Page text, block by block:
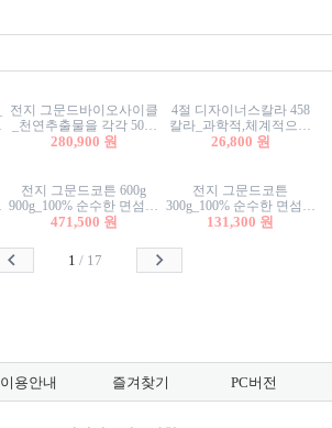
전지 그문드바이오사이클
_천연추출물을 각각 50%
이상 함유한 친환경그래
280,900 원
4절 디자이너스칼라 458
칼라_과학적,체계적으로
분류된 200색을 갖춘 색지
26,800 원
전지 그문드코튼 600g
900g_100% 순수한 면섬유
로 만든 친환경프리미엄
471,500 원
전지 그문드코튼
300g_100% 순수한 면섬유
로 만든 친환경프리미엄
131,300 원
1 / 17
이용안내 즐겨찾기 PC버전